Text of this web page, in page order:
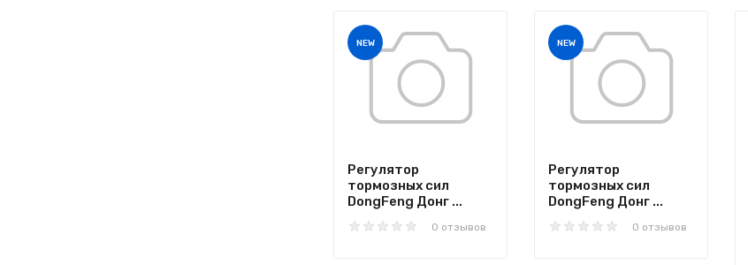
NEW
Регулятор
тормозных сил
DongFeng Донг ...
0 отзывов
NEW
Регулятор
тормозных сил
DongFeng Донг ...
0 отзывов